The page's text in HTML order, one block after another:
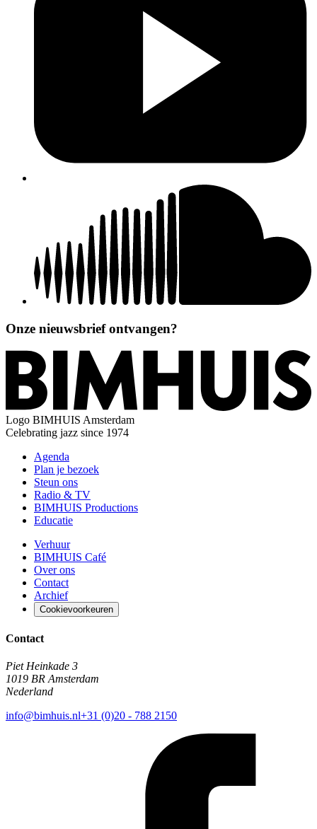
Onze nieuwsbrief ontvangen?
Logo BIMHUIS Amsterdam
Celebrating jazz since 1974
Agenda
Plan je bezoek
Steun ons
Radio & TV
BIMHUIS Productions
Educatie
Verhuur
BIMHUIS Café
Over ons
Contact
Archief
Cookievoorkeuren
Contact
Piet Heinkade 3
1019 BR Amsterdam
Nederland
info@bimhuis.nl+31 (0)20 - 788 2150